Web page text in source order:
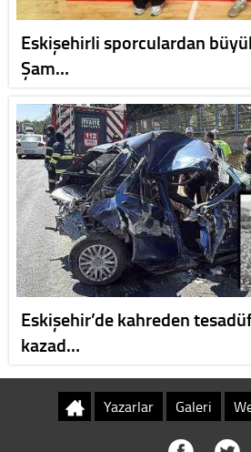
Eskişehirli sporculardan
Şam…
Eskişehir’de kahreden
kazad…
Yazarlar Galeri